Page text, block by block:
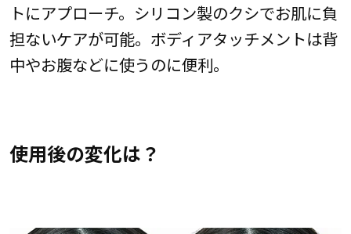
トにアプローチ。シリコン製のクシでお肌に負
担ないケアが可能。ボディアタッチメントは背
中やお腹などに使うのに便利。
使用後の変化は？